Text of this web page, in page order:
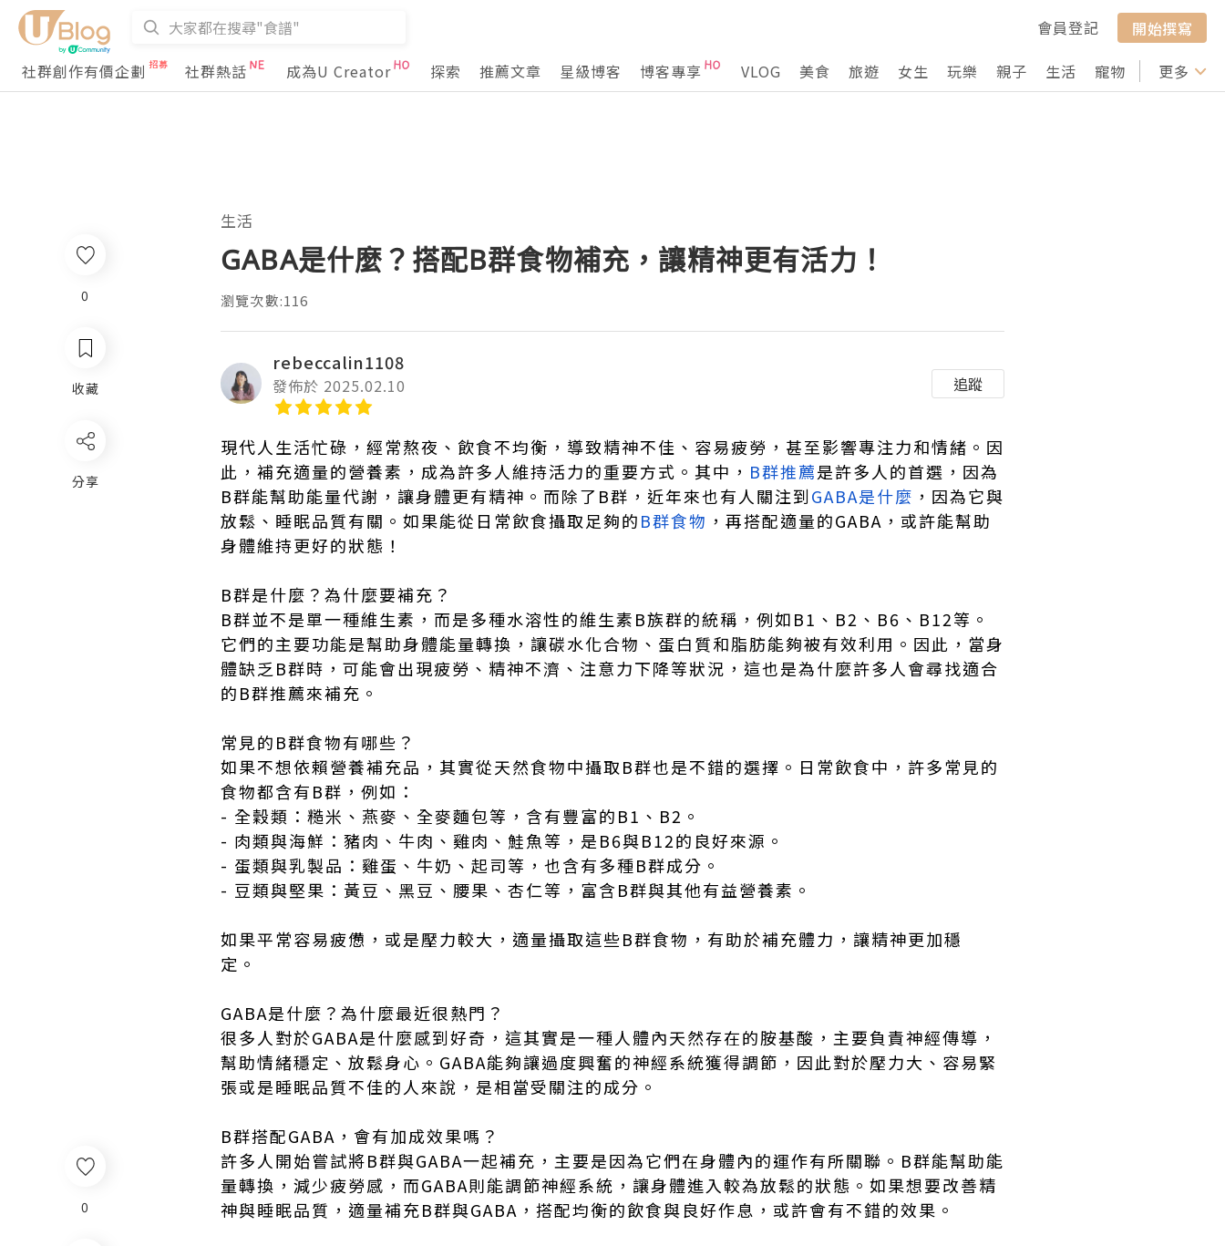
會員登記
開始撰寫
社群創作有價企劃
社群熱話 成為U Creator 探索 推薦文章 星級博客 博客專享 VLOG 美食 旅遊 女生 玩樂 親子 生活 寵物 行山 打卡
更多
0
生活
GABA是什麼？搭配B群食物補充，讓精神更有活力！
瀏覽次數:116
rebeccalin1108
發佈於 2025.02.10 追蹤
現代人生活忙碌，經常熬夜、飲食不均衡，導致精神不佳、容易疲勞，甚至影響專注力和情緒。因
此，補充適量的營養素，成為許多人維持活力的重要方式。其中， B群推薦是許多人的首選，因為
B群能幫助能量代謝，讓身體更有精神。而除了B群，近年來也有人關注到GABA是什麼 ，因為它與
放鬆、睡眠品質有關。如果能從日常飲食攝取足夠的B群食物 ，再搭配適量的GABA，或許能幫助
身體維持更好的狀態！
B群是什麼？為什麼要補充？
B群並不是單一種維生素，而是多種水溶性的維生素B族群的統稱，例如B1、B2、B6、B12等。
它們的主要功能是幫助身體能量轉換，讓碳水化合物、蛋白質和脂肪能夠被有效利用。因此，當身
體缺乏B群時，可能會出現疲勞、精神不濟、注意力下降等狀況，這也是為什麼許多人會尋找適合
的B群推薦來補充。
常見的B群食物有哪些？
如果不想依賴營養補充品，其實從天然食物中攝取B群也是不錯的選擇。日常飲食中，許多常見的
食物都含有B群，例如：
- 全穀類：糙米、燕麥、全麥麵包等，含有豐富的B1、B2。
- 肉類與海鮮：豬肉、牛肉、雞肉、鮭魚等，是B6與B12的良好來源。
- 蛋類與乳製品：雞蛋、牛奶、起司等，也含有多種B群成分。
- 豆類與堅果：黃豆、黑豆、腰果、杏仁等，富含B群與其他有益營養素。
如果平常容易疲憊，或是壓力較大，適量攝取這些B群食物，有助於補充體力，讓精神更加穩
定。
GABA是什麼？為什麼最近很熱門？
很多人對於GABA是什麼感到好奇，這其實是一種人體內天然存在的胺基酸，主要負責神經傳導，
幫助情緒穩定、放鬆身心。GABA能夠讓過度興奮的神經系統獲得調節，因此對於壓力大、容易緊
張或是睡眠品質不佳的人來說，是相當受關注的成分。
B群搭配GABA，會有加成效果嗎？
許多人開始嘗試將B群與GABA一起補充，主要是因為它們在身體內的運作有所關聯。B群能幫助能
量轉換，減少疲勞感，而GABA則能調節神經系統，讓身體進入較為放鬆的狀態。如果想要改善精
神與睡眠品質，適量補充B群與GABA，搭配均衡的飲食與良好作息，或許會有不錯的效果。
0
收藏
分享